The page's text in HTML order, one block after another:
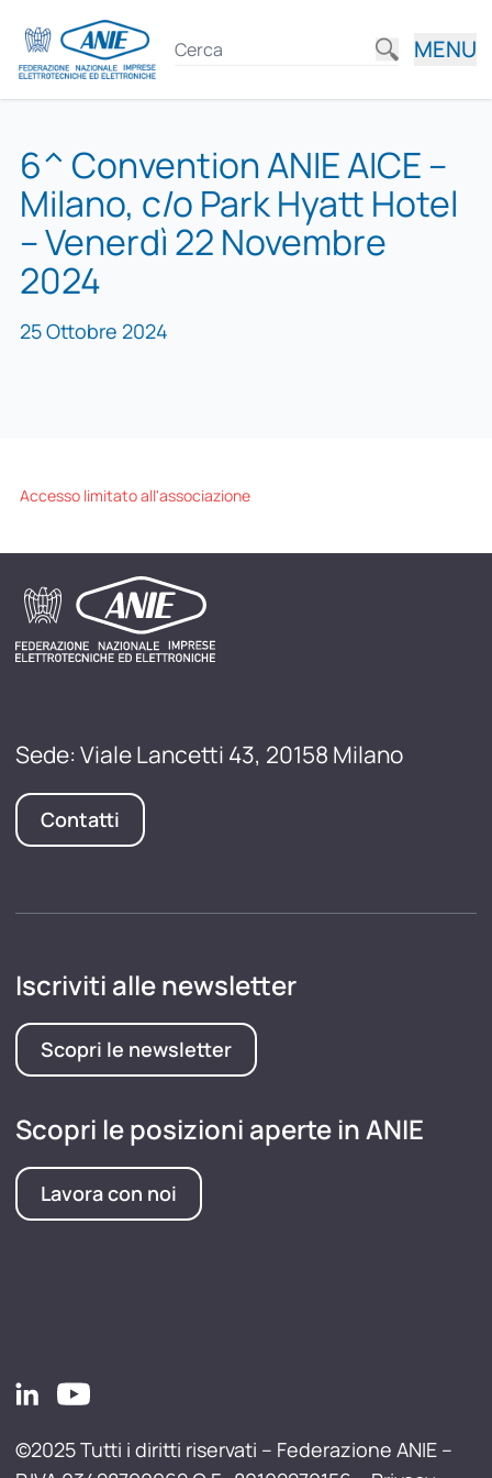
MENU
6^ Convention ANIE AICE –
Milano, c/o Park Hyatt Hotel
– Venerdì 22 Novembre
2024
25 Ottobre 2024
Accesso limitato all'associazione
Sede: Viale Lancetti 43, 20158 Milano
Contatti
Iscriviti alle newsletter
Scopri le newsletter
Scopri le posizioni aperte in ANIE
Lavora con noi
©2025 Tutti i diritti riservati – Federazione ANIE –